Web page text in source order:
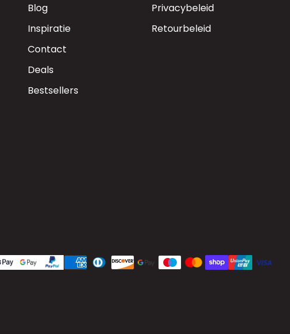
Blog
Inspiratie
Contact
Deals
Bestsellers
Privacybeleid
Retourbeleid